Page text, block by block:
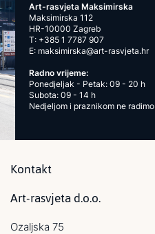
Art-rasvjeta Maksimirska
Maksimirska 112
HR-10000 Zagreb
T: +385 1 7787 907
E: maksimirska@art-rasvjeta.hr
Radno vrijeme:
Ponedjeljak - Petak: 09 - 20 h
Subota: 09 - 14 h
Nedjeljom i praznikom ne radimo
Kontakt
Art-rasvjeta d.o.o.
Ozaljska 75